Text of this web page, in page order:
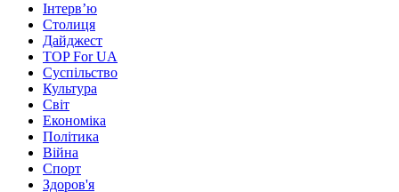
Інтерв’ю
Столиця
Дайджест
TOP For UA
Суспiльство
Культура
Світ
Економіка
Політика
Війна
Спорт
Здоров'я